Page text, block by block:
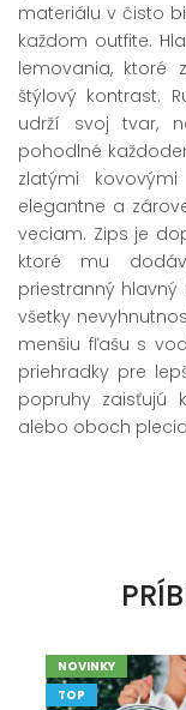
materiálu v čisto
každom outfite.
lemovania, ktoré
štýlový kontrast.
udrží svoj tvar,
pohodlné
zlatými
elegantne a
veciam. Zips je
ktoré mu
priestranný
všetky
menšiu fľašu s
priehradky pre
popruhy zaisťujú
alebo oboch
NOVINKY
TOP